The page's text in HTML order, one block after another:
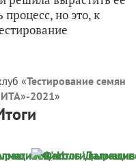
процесс, но это, к
«Тестирование семян
2021»